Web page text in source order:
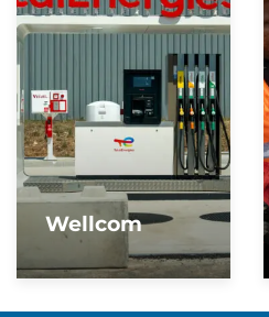
Wellcom